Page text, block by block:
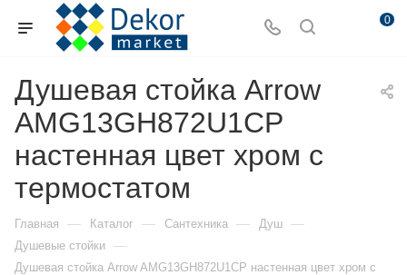
0
Душевая стойка Arrow
AMG13GH872U1CP
настенная цвет хром с
термостатом
Главная — Каталог — Сантехника — Душ —
Душевые стойки —
Душевая стойка Arrow AMG13GH872U1CP настенная цвет хром с